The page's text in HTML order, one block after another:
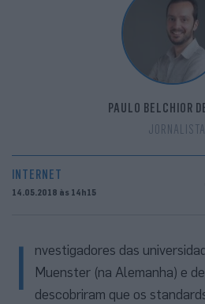
PAULO BELCHIOR
JORNALISTA
INTERNET
14.05.2018 às 14h15
I
nvestigadores das
Muenster (na Alemanha) e
descobriram que os